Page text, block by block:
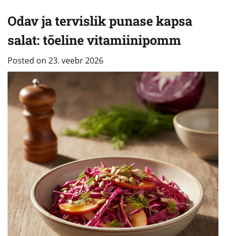
Odav ja tervislik punase kapsa
salat: tõeline vitamiinipomm
Posted on 23. veebr 2026